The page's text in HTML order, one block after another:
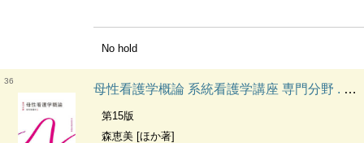
No hold
36
母性看護学概論 系統看護学講座 専門分野 . 母性看護学
第15版
森恵美 [ほか著]